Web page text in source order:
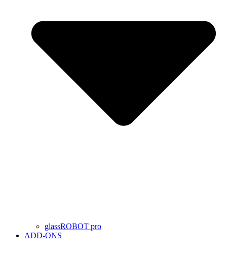
glassROBOT pro
ADD-ONS